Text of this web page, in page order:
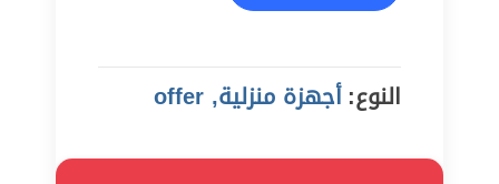
النوع:أجهزة منزلية, offer